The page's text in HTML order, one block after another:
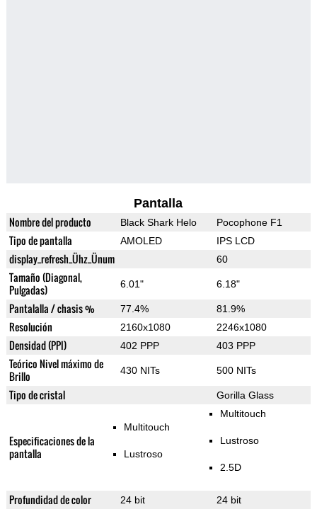
Pantalla
Nombre del producto Black Shark Helo Pocophone F1
Tipo de pantalla AMOLED IPS LCD
display_refresh_Ühz_Ünum 60
Tamaño (Diagonal,
Pulgadas)
6.01" 6.18"
Pantalalla / chasis % 77.4% 81.9%
Resolución 2160x1080 2246x1080
Densidad (PPI) 402 PPP 403 PPP
Teórico Nivel máximo de
Brillo
430 NITs 500 NITs
Tipo de cristal Gorilla Glass
Especificaciones de la
pantalla
Multitouch
Lustroso
Multitouch
Lustroso
2.5D
Profundidad de color 24 bit 24 bit